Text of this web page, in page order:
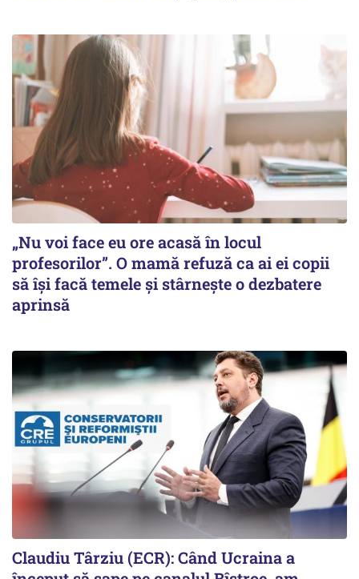
„Nu voi face eu ore acasă în locul
profesorilor”. O mamă refuză ca ai ei copii
să își facă temele și stârnește o dezbatere
aprinsă
Claudiu Târziu (ECR): Când Ucraina a